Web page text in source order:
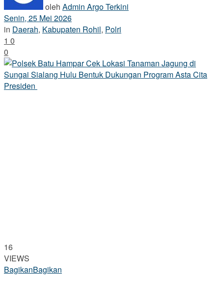
oleh Admin Argo Terkini
Senin, 25 Mei 2026
in Daerah, Kabupaten Rohil, Polri
1 0
0
16
VIEWS
BagikanBagikan